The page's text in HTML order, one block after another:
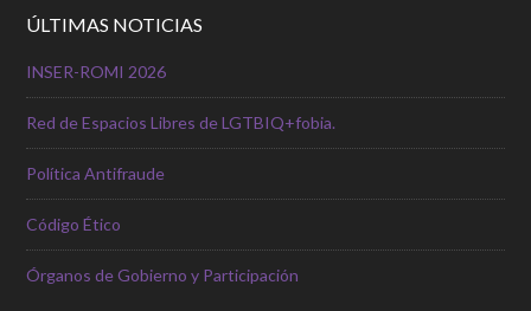
ÚLTIMAS NOTICIAS
INSER-ROMI 2026
Red de Espacios Libres de LGTBIQ+fobia.
Política Antifraude
Código Ético
Órganos de Gobierno y Participación